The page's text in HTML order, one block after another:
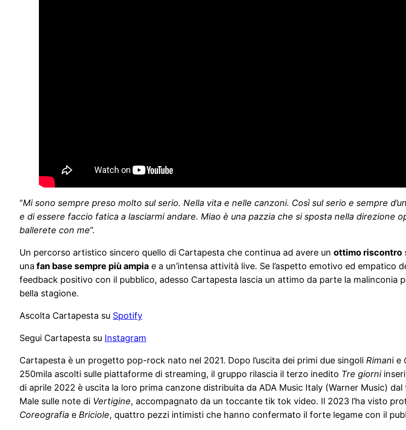
“Mi sono sempre preso molto sul serio. Nella vita e nelle canzoni. Così sul serio e sempre
e di essere faccio fatica a lasciarmi andare. Miao è una pazzia che si sposta nella direzione
ballerete con me“.
Un percorso artistico sincero quello di Cartapesta che continua ad avere un ottimo riscontro
una fan base sempre più ampia e a un’intensa attività live. Se l’aspetto emotivo ed
feedback positivo con il pubblico, adesso Cartapesta lascia un attimo da parte la malinconia
bella stagione.
Ascolta Cartapesta su Spotify
Segui Cartapesta su Instagram
Cartapesta è un progetto pop-rock nato nel 2021. Dopo l’uscita dei primi due singoli Rimani e
250mila ascolti sulle piattaforme di streaming, il gruppo rilascia il terzo inedito Tre giorni
di aprile 2022 è uscita la loro prima canzone distribuita da ADA Music Italy (Warner Music)
Male sulle note di Vertigine, accompagnato da un toccante tik tok video. Il 2023 l’ha visto
Coreografia e Briciole, quattro pezzi intimisti che hanno confermato il forte legame con il